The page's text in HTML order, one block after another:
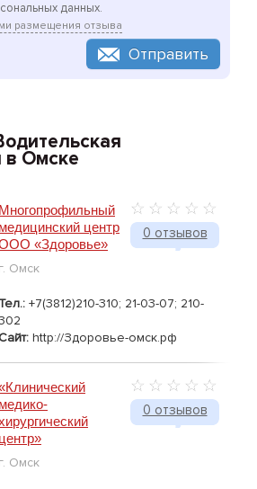
данных.
размещения отзыва
Отправить
в Омске
0 отзывов
Многопрофильный
медицинский центр
«Здоровье»
г. Омск
Тел.: +7(3812)210-310; 21-03-07; 210-
Сайт: http://Здоровье-омск.рф
0 отзывов
медико-
центр»
г. Омск